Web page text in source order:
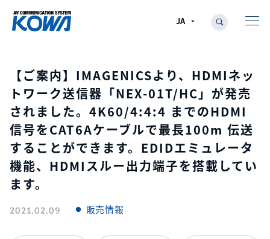
【ご案内】IMAGENICSより、HDMIネッ
トワーク送信器「NEX-01T/HC」が発売
されました。4K60/4:4:4 までのHDMI
信号をCAT6Aケーブルで最長100m 伝送
することができます。EDIDエミュレータ
機能、HDMIスルー出力端子を搭載してい
ます。
2021.02.09 販売情報